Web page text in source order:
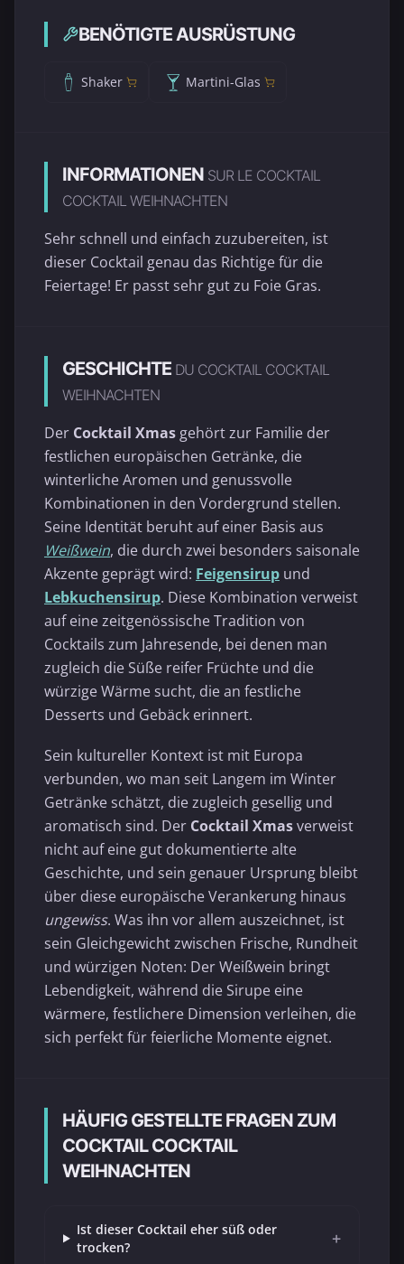
BENÖTIGTE AUSRÜSTUNG
Shaker Martini-Glas
INFORMATIONEN SUR LE COCKTAIL
COCKTAIL WEIHNACHTEN
Sehr schnell und einfach zuzubereiten, ist
dieser Cocktail genau das Richtige für die
Feiertage! Er passt sehr gut zu Foie Gras.
GESCHICHTE DU COCKTAIL COCKTAIL
WEIHNACHTEN
Der Cocktail Xmas gehört zur Familie der
festlichen europäischen Getränke, die
winterliche Aromen und genussvolle
Kombinationen in den Vordergrund stellen.
Seine Identität beruht auf einer Basis aus
Weißwein, die durch zwei besonders saisonale
Akzente geprägt wird: Feigensirup und
Lebkuchensirup. Diese Kombination verweist
auf eine zeitgenössische Tradition von
Cocktails zum Jahresende, bei denen man
zugleich die Süße reifer Früchte und die
würzige Wärme sucht, die an festliche
Desserts und Gebäck erinnert.
Sein kultureller Kontext ist mit Europa
verbunden, wo man seit Langem im Winter
Getränke schätzt, die zugleich gesellig und
aromatisch sind. Der Cocktail Xmasverweist
nicht auf eine gut dokumentierte alte
Geschichte, und sein genauer Ursprung bleibt
über diese europäische Verankerung hinaus
ungewiss. Was ihn vor allem auszeichnet, ist
sein Gleichgewicht zwischen Frische, Rundheit
und würzigen Noten: Der Weißwein bringt
Lebendigkeit, während die Sirupe eine
wärmere, festlichere Dimension verleihen, die
sich perfekt für feierliche Momente eignet.
HÄUFIG GESTELLTE FRAGEN ZUM
COCKTAIL COCKTAIL
WEIHNACHTEN
Ist dieser Cocktail eher süß oder
trocken?
+